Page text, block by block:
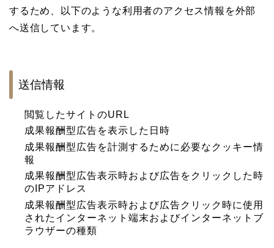
するため、以下のような利用者のアクセス情報を外部
へ送信しています。
送信情報
閲覧したサイトのURL
成果報酬型広告を表示した日時
成果報酬型広告を計測するために必要なクッキー情
報
成果報酬型広告表示時および広告をクリックした時
のIPアドレス
成果報酬型広告表示時および広告クリック時に使用
されたインターネット端末およびインターネットブ
ラウザーの種類